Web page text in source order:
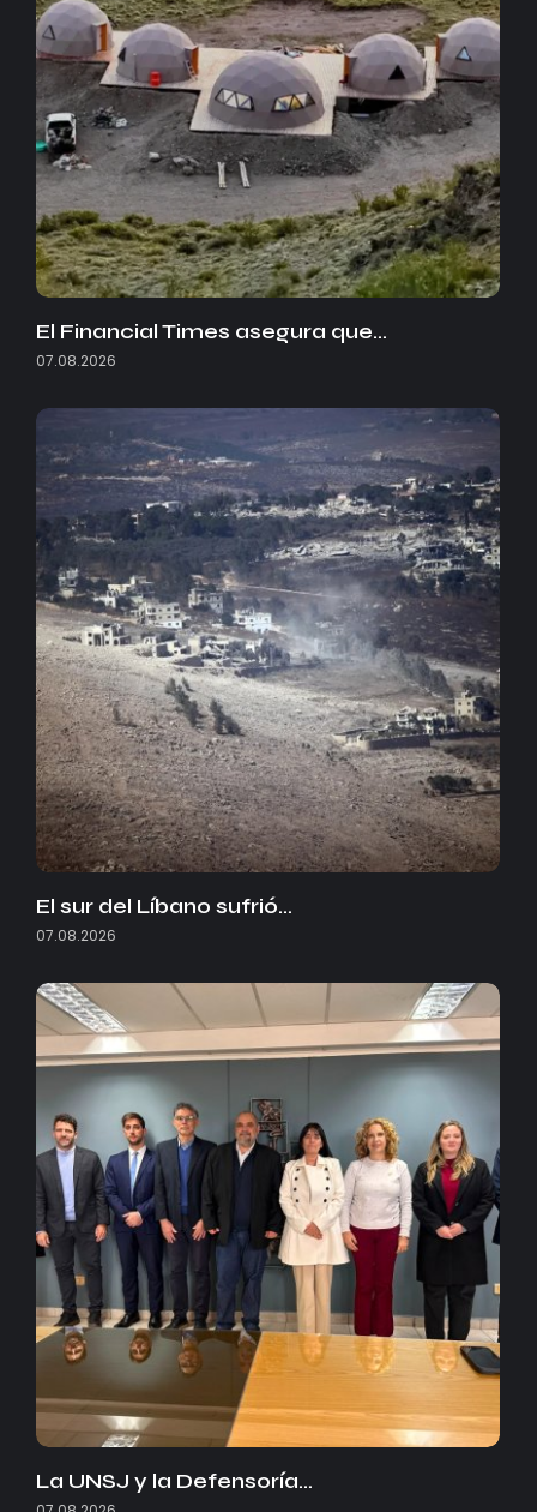
El Financial Times asegura que…
07.08.2026
El sur del Líbano sufrió…
07.08.2026
La UNSJ y la Defensoría…